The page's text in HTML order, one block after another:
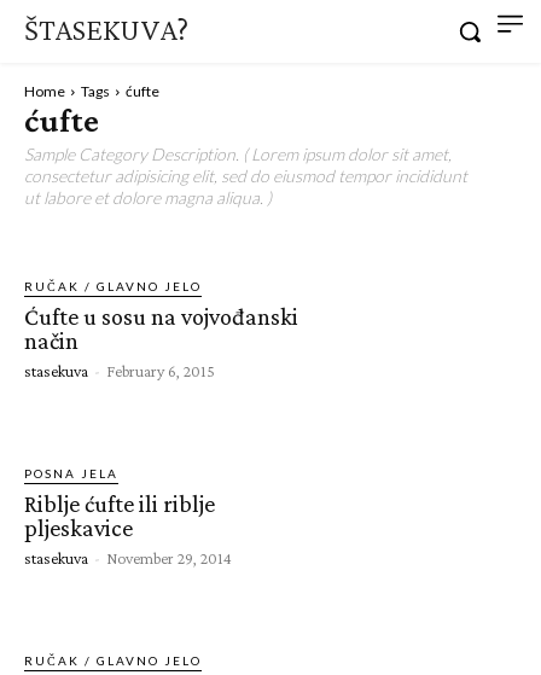
ŠTASEKUVA?
Home Tags ćufte
ćufte
Sample Category Description. ( Lorem ipsum dolor sit amet,
consectetur adipisicing elit, sed do eiusmod tempor incididunt
ut labore et dolore magna aliqua. )
RUČAK / GLAVNO JELO
Ćufte u sosu na vojvođanski
način
stasekuva - February 6, 2015
POSNA JELA
Riblje ćufte ili riblje
pljeskavice
stasekuva - November 29, 2014
RUČAK / GLAVNO JELO